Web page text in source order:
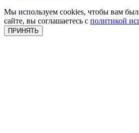
Мы используем cookies, чтобы вам
сайте, вы соглашаетесь с политикой
ПРИНЯТЬ